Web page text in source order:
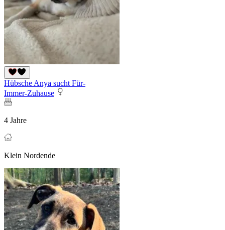
Hübsche Anya sucht Für-
Immer-Zuhause
4 Jahre
Klein Nordende